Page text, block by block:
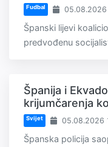
Fudbal 05.08.2026
Španski lijevi
predvođenu
Španija i
krijumčarenja
Svijet 05.08.2026
Španska policija